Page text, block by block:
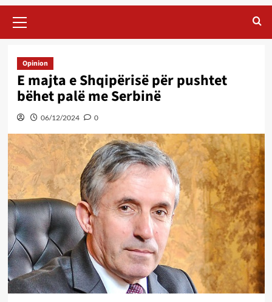
Menu
Opinion
E majta e Shqipërisë për pushtet
bëhet palë me Serbinë
06/12/2024 0